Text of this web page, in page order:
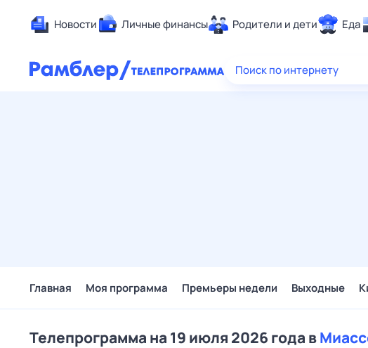
Новости Личные финансы Родители и дети Еда
Здоровье
Поиск по интернету
Главная Моя программа Премьеры недели Выходные
Телепрограмма на 19 июля 2026 года в